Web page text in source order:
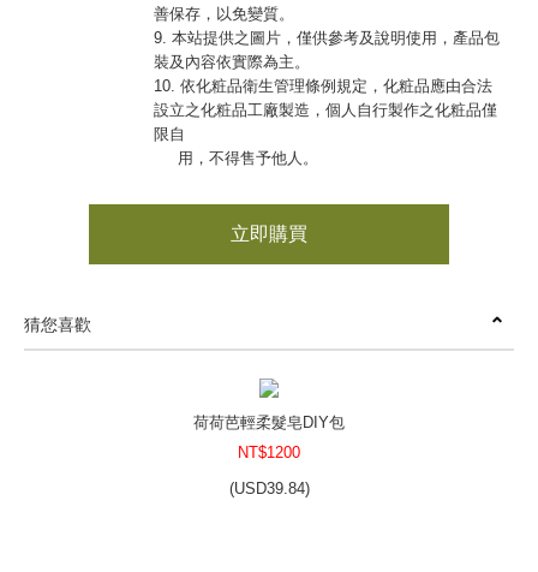
善保存，以免變質。
9. 本站提供之圖片，僅供參考及說明使用，產品包
裝及內容依實際為主。
10. 依化粧品衛生管理條例規定，化粧品應由合法
設立之化粧品工廠製造，個人自行製作之化粧品僅
限自
用，不得售予他人。
立即購買
猜您喜歡
荷荷芭輕柔髮皂DIY包
NT$1200
(USD39.84)